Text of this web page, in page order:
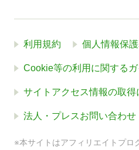
利用規約 個人情報保
Cookie等の利用に関する
サイトアクセス情報の取得
法人・プレスお問い合わせ
※本サイトはアフィリエイトプロ